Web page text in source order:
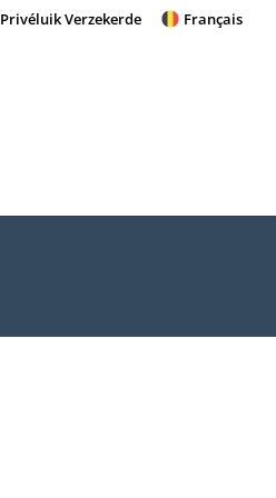
Privéluik Verzekerde Français